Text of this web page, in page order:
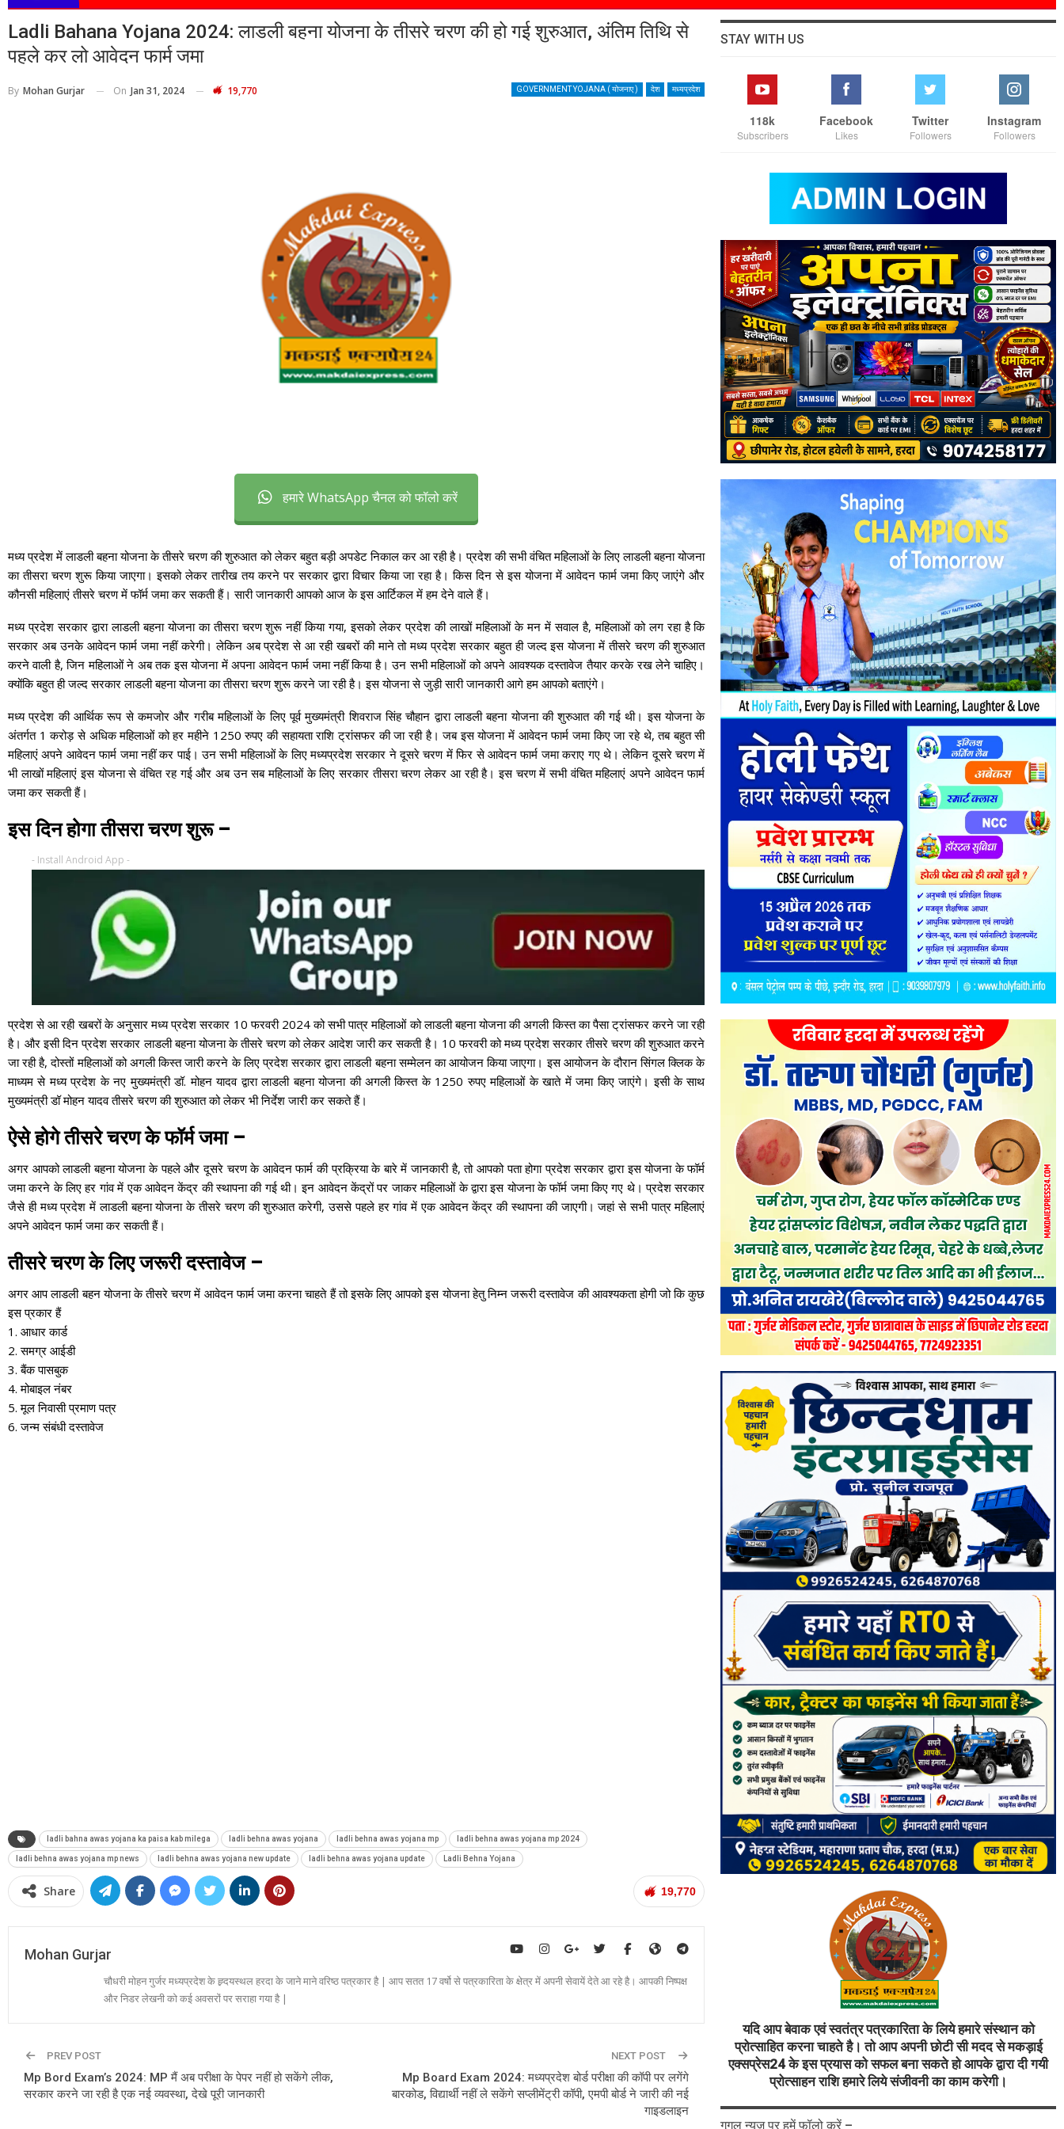
Ladli Bahana Yojana 2024: लाडली बहना योजना के तीसरे चरण की हो गई शुरुआत, अंतिम तिथि से
पहले कर लो आवेदन फार्म जमा
GOVERNMENT YOJANA ( योजनाए ) देश मध्यप्रदेश
By Mohan Gurjar On Jan 31, 2024 19,770
हमारे WhatsApp चैनल को फॉलो करें
मध्य प्रदेश में लाडली बहना योजना के तीसरे चरण की शुरुआत को लेकर बहुत बड़ी अपडेट निकाल कर आ रही है। प्रदेश की सभी वंचित महिलाओं के लिए लाडली बहना योजना
का तीसरा चरण शुरू किया जाएगा। इसको लेकर तारीख तय करने पर सरकार द्वारा विचार किया जा रहा है। किस दिन से इस योजना में आवेदन फार्म जमा किए जाएंगे और
कौनसी महिलाएं तीसरे चरण में फॉर्म जमा कर सकती हैं। सारी जानकारी आपको आज के इस आर्टिकल में हम देने वाले हैं।
मध्य प्रदेश सरकार द्वारा लाडली बहना योजना का तीसरा चरण शुरू नहीं किया गया, इसको लेकर प्रदेश की लाखों महिलाओं के मन में सवाल है, महिलाओं को लग रहा है कि
सरकार अब उनके आवेदन फार्म जमा नहीं करेगी। लेकिन अब प्रदेश से आ रही खबरों की माने तो मध्य प्रदेश सरकार बहुत ही जल्द इस योजना में तीसरे चरण की शुरुआत
करने वाली है, जिन महिलाओं ने अब तक इस योजना में अपना आवेदन फार्म जमा नहीं किया है। उन सभी महिलाओं को अपने आवश्यक दस्तावेज तैयार करके रख लेने चाहिए।
क्योंकि बहुत ही जल्द सरकार लाडली बहना योजना का तीसरा चरण शुरू करने जा रही है। इस योजना से जुड़ी सारी जानकारी आगे हम आपको बताएंगे।
मध्य प्रदेश की आर्थिक रूप से कमजोर और गरीब महिलाओं के लिए पूर्व मुख्यमंत्री शिवराज सिंह चौहान द्वारा लाडली बहना योजना की शुरुआत की गई थी। इस योजना के
अंतर्गत 1 करोड़ से अधिक महिलाओं को हर महीने 1250 रुपए की सहायता राशि ट्रांसफर की जा रही है। जब इस योजना में आवेदन फार्म जमा किए जा रहे थे, तब बहुत सी
महिलाएं अपने आवेदन फार्म जमा नहीं कर पाई। उन सभी महिलाओं के लिए मध्यप्रदेश सरकार ने दूसरे चरण में फिर से आवेदन फार्म जमा कराए गए थे। लेकिन दूसरे चरण में
भी लाखों महिलाएं इस योजना से वंचित रह गई और अब उन सब महिलाओं के लिए सरकार तीसरा चरण लेकर आ रही है। इस चरण में सभी वंचित महिलाएं अपने आवेदन फार्म
जमा कर सकती हैं।
इस दिन होगा तीसरा चरण शुरू –
- Install Android App -
प्रदेश से आ रही खबरों के अनुसार मध्य प्रदेश सरकार 10 फरवरी 2024 को सभी पात्र महिलाओं को लाडली बहना योजना की अगली किस्त का पैसा ट्रांसफर करने जा रही
है। और इसी दिन प्रदेश सरकार लाडली बहना योजना के तीसरे चरण को लेकर आदेश जारी कर सकती है। 10 फरवरी को मध्य प्रदेश सरकार तीसरे चरण की शुरुआत करने
जा रही है, दोस्तों महिलाओं को अगली किस्त जारी करने के लिए प्रदेश सरकार द्वारा लाडली बहना सम्मेलन का आयोजन किया जाएगा। इस आयोजन के दौरान सिंगल क्लिक के
माध्यम से मध्य प्रदेश के नए मुख्यमंत्री डॉ. मोहन यादव द्वारा लाडली बहना योजना की अगली किस्त के 1250 रुपए महिलाओं के खाते में जमा किए जाएंगे। इसी के साथ
मुख्यमंत्री डॉ मोहन यादव तीसरे चरण की शुरुआत को लेकर भी निर्देश जारी कर सकते हैं।
ऐसे होगे तीसरे चरण के फॉर्म जमा –
अगर आपको लाडली बहना योजना के पहले और दूसरे चरण के आवेदन फार्म की प्रक्रिया के बारे में जानकारी है, तो आपको पता होगा प्रदेश सरकार द्वारा इस योजना के फॉर्म
जमा करने के लिए हर गांव में एक आवेदन केंद्र की स्थापना की गई थी। इन आवेदन केंद्रों पर जाकर महिलाओं के द्वारा इस योजना के फॉर्म जमा किए गए थे। प्रदेश सरकार
जैसे ही मध्य प्रदेश में लाडली बहना योजना के तीसरे चरण की शुरुआत करेगी, उससे पहले हर गांव में एक आवेदन केंद्र की स्थापना की जाएगी। जहां से सभी पात्र महिलाएं
अपने आवेदन फार्म जमा कर सकती हैं।
तीसरे चरण के लिए जरूरी दस्तावेज –
अगर आप लाडली बहन योजना के तीसरे चरण में आवेदन फार्म जमा करना चाहते हैं तो इसके लिए आपको इस योजना हेतु निम्न जरूरी दस्तावेज की आवश्यकता होगी जो कि कुछ
इस प्रकार हैं
1. आधार कार्ड
2. समग्र आईडी
3. बैंक पासबुक
4. मोबाइल नंबर
5. मूल निवासी प्रमाण पत्र
6. जन्म संबंधी दस्तावेज
ladli bahna awas yojana ka paisa kab milega ladli behna awas yojana ladli behna awas yojana mp ladli behna awas yojana mp 2024
ladli behna awas yojana mp news ladli behna awas yojana new update ladli behna awas yojana update Ladli Behna Yojana
19,770
Share
Mohan Gurjar
चौधरी मोहन गुर्जर मध्यप्रदेश के ह्र्दयस्थल हरदा के जाने माने वरिष्ठ पत्रकार है | आप सतत 17 वर्षो से पत्रकारिता के क्षेत्र में अपनी सेवायें देते आ रहे है। आपकी निष्पक्ष
और निडर लेखनी को कई अवसरों पर सराहा गया है |
PREV POST
Mp Bord Exam’s 2024: MP मैं अब परीक्षा के पेपर नहीं हो सकेंगे लीक,
सरकार करने जा रही है एक नई व्यवस्था, देखे पूरी जानकारी
NEXT POST
Mp Board Exam 2024: मध्यप्रदेश बोर्ड परीक्षा की कॉपी पर लगेंगे
बारकोड, विद्यार्थी नहीं ले सकेंगे सप्लीमेंट्री कॉपी, एमपी बोर्ड ने जारी की नई
गाइडलाइन
STAY WITH US
118k
Subscribers
Facebook
Likes
Twitter
Followers
Instagram
Followers
यदि आप बेवाक एवं स्वतंत्र पत्रकारिता के लिये हमारे संस्थान को
प्रोत्साहित करना चाहते है। तो आप अपनी छोटी सी मदद से मकड़ाई
एक्सप्रेस24 के इस प्रयास को सफल बना सकते हो आपके द्वारा दी गयी
प्रोत्साहन राशि हमारे लिये संजीवनी का काम करेगी।
गूगल न्यूज़ पर हमें फॉलो करें –